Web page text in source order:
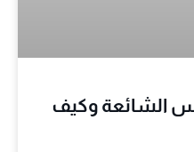
الشائعة وكيف